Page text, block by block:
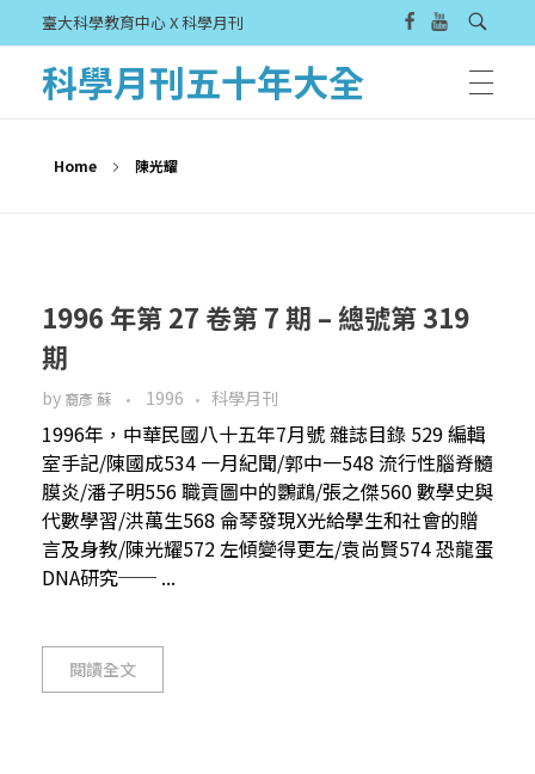
臺大科學教育中心 X 科學月刊
科學月刊五十年大全
Home 陳光耀
1996 年第 27 卷第 7 期 – 總號第 319
期
by 裔彥 蘇 1996 科學月刊
1996年，中華民國八十五年7月號 雜誌目錄 529 編輯
室手記/陳國成534 一月紀聞/郭中一548 流行性腦脊髓
膜炎/潘子明556 職貢圖中的鸚鵡/張之傑560 數學史與
代數學習/洪萬生568 侖琴發現X光給學生和社會的贈
言及身教/陳光耀572 左傾變得更左/袁尚賢574 恐龍蛋
DNA研究── ...
閱讀全文